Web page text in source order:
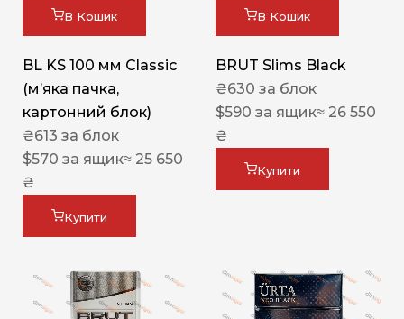
В Кошик
BL KS 100 мм Classic
(м’яка пачка,
картонний блок)
₴613 за блок
$570 за ящик≈ 25 650
₴
Купити
В Кошик
BRUT Slims Black
₴630 за блок
$590 за ящик≈ 26 550
₴
Купити